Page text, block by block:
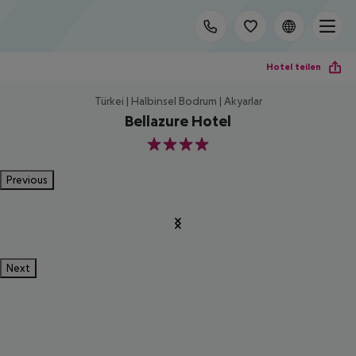
Hotel teilen
Türkei | Halbinsel Bodrum | Akyarlar
Bellazure Hotel
4
Previous
Next